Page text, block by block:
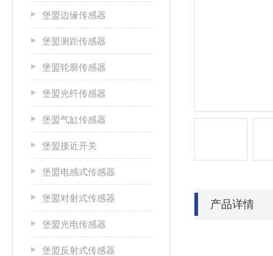
堡盟边缘传感器
堡盟测距传感器
堡盟轮廓传感器
堡盟光纤传感器
堡盟气缸传感器
堡盟接近开关
堡盟电感式传感器
堡盟对射式传感器
堡盟光电传感器
堡盟反射式传感器
产品详情